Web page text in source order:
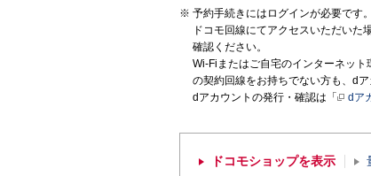
予約手続きにはログインが必要です。
ドコモ回線にてアクセスいただい
確認ください。
Wi-Fiまたはご自宅のインターネッ
の契約回線をお持ちでない方も、dア
dアカウントの発行・確認は「
dア
ドコモショップを表示